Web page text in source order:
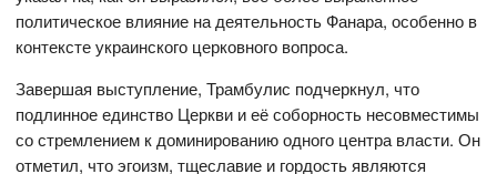
политическое влияние на деятельность Фанара, особенно в
контексте украинского церковного вопроса.
Завершая выступление, Трамбулис подчеркнул, что
подлинное единство Церкви и её соборность несовместимы
со стремлением к доминированию одного центра власти. Он
отметил, что эгоизм, тщеславие и гордость являются